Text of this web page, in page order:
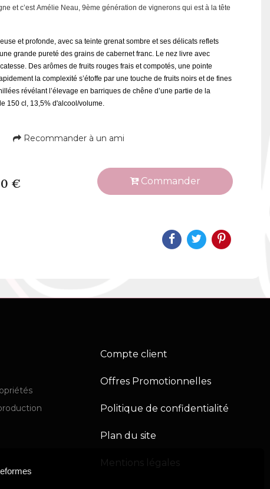
et c’est Amélie Neau, 9ème génération de vignerons qui est à la tête
et profonde, avec sa teinte grenat sombre et ses délicats reflets
grande pureté des grains de cabernet franc. Le nez livre avec
Des arômes de fruits rouges frais et compotés, une pointe
la complexité s’étoffe par une touche de fruits noirs et de fines
révélant l’élevage en barriques de chêne d’une partie de la
150 cl, 13,5% d'alcool/volume.
Recommander à un ami
€ Commander
Compte client
Offres Promotionnelles
Politique de confidentialité
Plan du site
Mentions légales